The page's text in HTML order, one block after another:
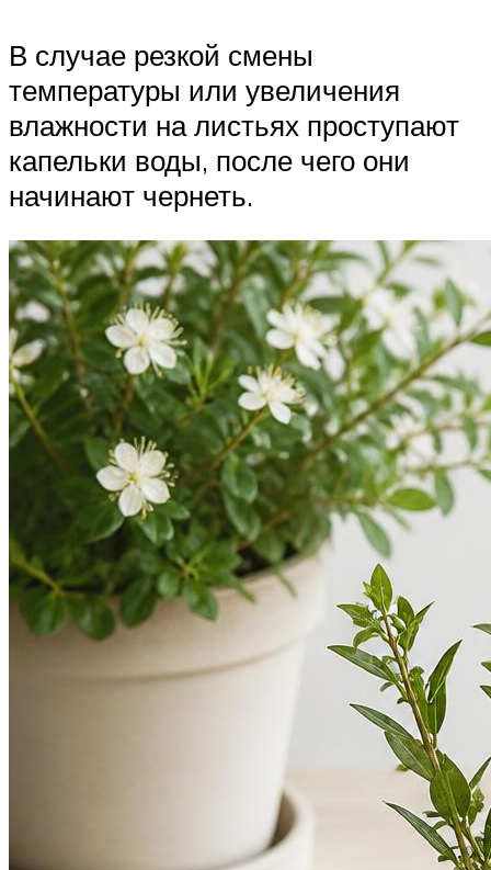
В случае резкой смены
температуры или увеличения
влажности на листьях проступают
капельки воды, после чего они
начинают чернеть.